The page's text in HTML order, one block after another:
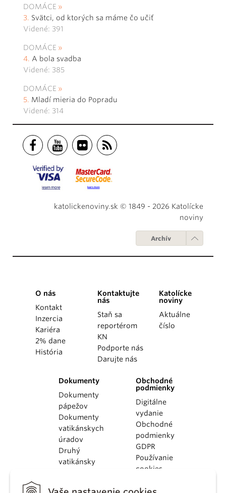
DOMÁCE
Svätci, od ktorých sa máme čo učiť
Videné: 391
DOMÁCE
A bola svadba
Videné: 385
DOMÁCE
Mladí mieria do Popradu
Videné: 314
katolickenoviny.sk © 1849 - 2026 Katolícke
noviny
Archív
O nás
Kontakt
Inzercia
Kariéra
2% dane
História
Kontaktujte
nás
Staň sa
reportérom
KN
Podporte nás
Darujte nás
Katolícke
noviny
Aktuálne
číslo
Dokumenty
Dokumenty
pápežov
Dokumenty
vatikánskych
úradov
Druhý
vatikánsky
Obchodné
podmienky
Digitálne
vydanie
Obchodné
podmienky
GDPR
Používanie
cookies